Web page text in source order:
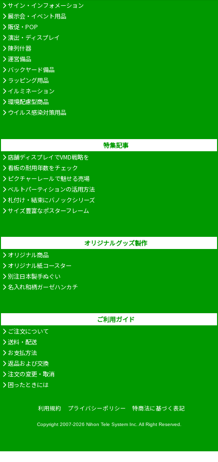
サイン・インフォメーション
展示会・イベント用品
販促・POP
演出・ディスプレイ
陳列什器
運営備品
バックヤード備品
ラッピング用品
イルミネーション
環境配慮型商品
ウイルス感染対策用品
特集記事
店舗ディスプレイでVMD戦略を
看板の耐用年数をチェック
ピクチャーレールで魅せる売場
ベルトパーティションの活用方法
札付け・結束にバノックシリーズ
サイズ豊富なポスターフレーム
オリジナルグッズ製作
オリジナル商品
オリジナル紙コースター
別注日本製手ぬぐい
名入れ和柄ガーゼハンカチ
ご利用ガイド
ご注文について
送料・配送
お支払方法
返品および交換
注文の変更・取消
困ったときには
利用規約 プライバシーポリシー 特商法に基づく表記
Copyright 2007-2026 Nihon Tele System Inc. All Right Reserved.